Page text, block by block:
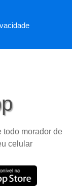
todo morador de
celular